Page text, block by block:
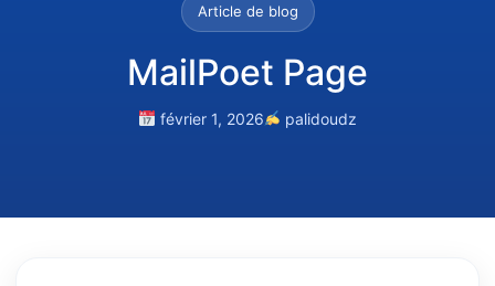
Article de blog
MailPoet Page
février 1, 2026 palidoudz